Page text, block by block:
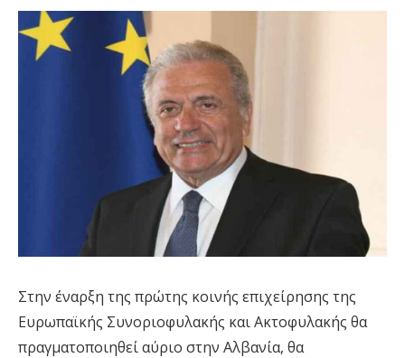
Στην έναρξη της πρώτης κοινής επιχείρησης της
Ευρωπαϊκής Συνοριοφυλακής και Ακτοφυλακής θα
πραγματοποιηθεί αύριο στην Αλβανία, θα